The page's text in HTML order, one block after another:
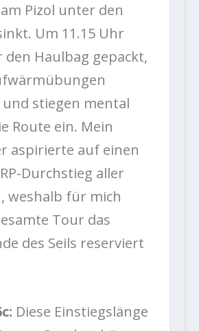
Pizol unter den
Um 11.15 Uhr
Haulbag gepackt,
stiegen mental
Route ein. Mein
aspirierte auf einen
Durchstieg aller
weshalb für mich
Tour das
des Seils reserviert
Diese Einstiegslänge